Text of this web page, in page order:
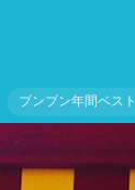
ブンブン年間ベスト